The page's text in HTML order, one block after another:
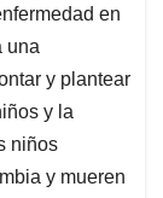
en
una
y plantear
y la
niños
y mueren